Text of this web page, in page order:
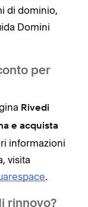
di dominio,
Domini
per
Rivedi
e acquista
informazioni
visita
.
rinnovo?